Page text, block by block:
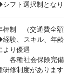
フト選択制となり
棒制 （交通費全額
験、スキル、年
より優遇
各種社会保険完備
研修制度があります